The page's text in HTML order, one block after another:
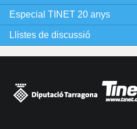
Especial TINET 20 anys
Llistes de discussió